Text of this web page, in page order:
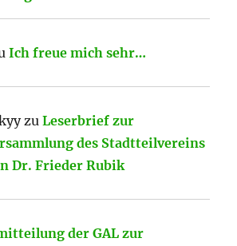
Ich freue mich sehr…
zuLeserbrief zur
des Stadtteilvereins
Dr. Frieder Rubik
der GAL zur